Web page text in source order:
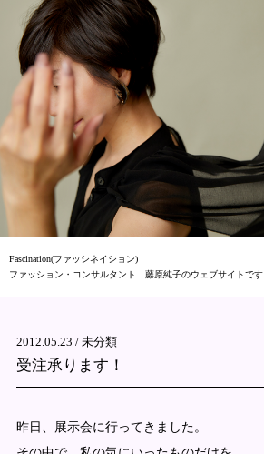
Fascination(ファッシネイション)
ファッション・コンサルタント 藤原純子のウェブサイトです
2012.05.23 / 未分類
受注承ります！
昨日、展示会に行ってきました。